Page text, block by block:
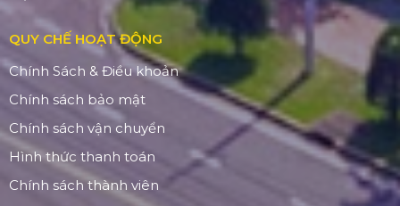
QUY CHẾ HOẠT ĐỘNG
Chính Sách & Điều khoản
Chính sách bảo mật
Chính sách vận chuyển
Hình thức thanh toán
Chính sách thành viên